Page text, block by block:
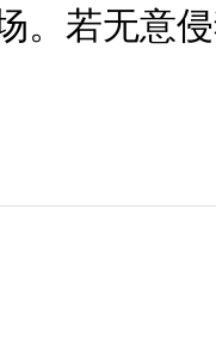
。若无意